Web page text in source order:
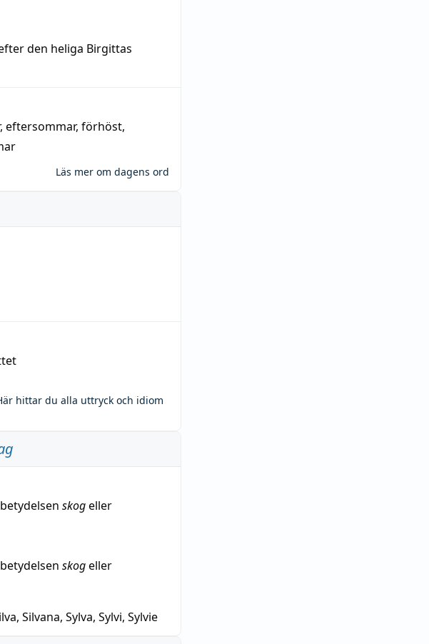
den heliga Birgittas
, eftersommar, förhöst,
Läs mer om dagens ord
hittar du alla uttryck och idiom
skogeller
skogeller
Silvana, Sylva, Sylvi, Sylvie